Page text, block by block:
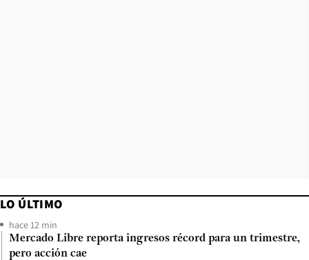
LO ÚLTIMO
hace 12 min
Mercado Libre reporta ingresos récord para un trimestre,
pero acción cae